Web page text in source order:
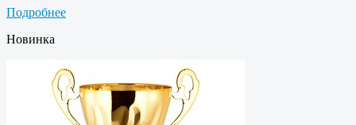
Подробнее
Новинка